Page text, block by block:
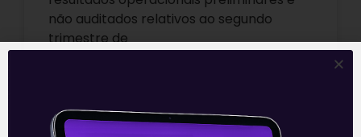
não auditados relativos ao segundo
trimestre de
21/07/2021